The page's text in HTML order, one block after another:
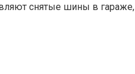
снятые шины в гараже,